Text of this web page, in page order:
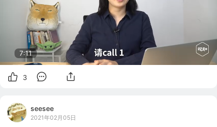
7:11
3
seesee
2021年02月05日